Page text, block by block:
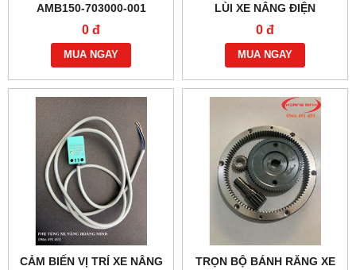
AMB150-703000-001
0 đ
MUA NGAY
LÙI XE NÂNG ĐIỆN
EPT15W, MT15
0 đ
MUA NGAY
CẢM BIẾN VỊ TRÍ XE NÂNG
TRỌN BỘ BÁNH RĂNG XE